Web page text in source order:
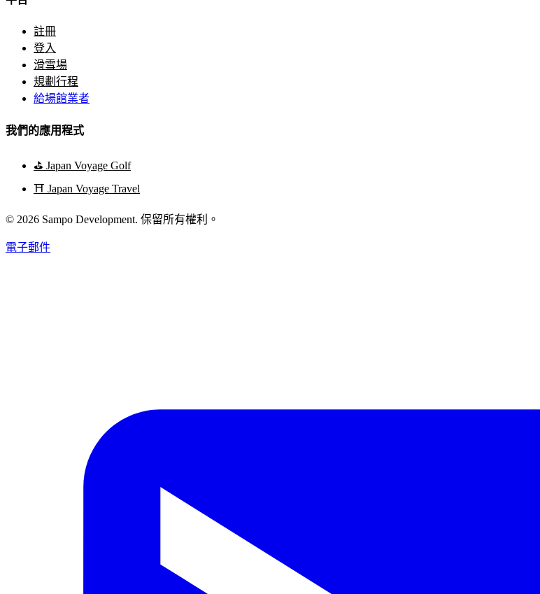
註冊
登入
滑雪場
規劃行程
給場館業者
我們的應用程式
⛳ Japan Voyage Golf
⛩️ Japan Voyage Travel
© 2026 Sampo Development. 保留所有權利。
電子郵件